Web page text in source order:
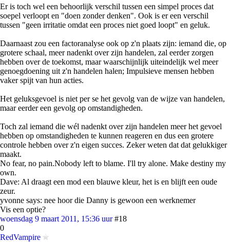
Er is toch wel een behoorlijk verschil tussen een simpel proces dat
soepel verloopt en "doen zonder denken". Ook is er een verschil
tussen "geen irritatie omdat een proces niet goed loopt" en geluk.
Daarnaast zou een factoranalyse ook op z'n plaats zijn: iemand die, op
grotere schaal, meer nadenkt over zijn handelen, zal eerder zorgen
hebben over de toekomst, maar waarschijnlijk uiteindelijk wel meer
genoegdoening uit z'n handelen halen; Impulsieve mensen hebben
vaker spijt van hun acties.
Het geluksgevoel is niet per se het gevolg van de wijze van handelen,
maar eerder een gevolg op omstandigheden.
Toch zal iemand die wél nadenkt over zijn handelen meer het gevoel
hebben op omstandigheden te kunnen reageren en dus een grotere
controle hebben over z'n eigen succes. Zeker weten dat dat gelukkiger
maakt.
No fear, no pain.Nobody left to blame. I'll try alone. Make destiny my
own.
Dave: Al draagt een mod een blauwe kleur, het is en blijft een oude
zeur.
yvonne says: nee hoor die Danny is gewoon een werknemer
Vis een optie?
woensdag 9 maart 2011, 15:36 uur #18
0
RedVampire